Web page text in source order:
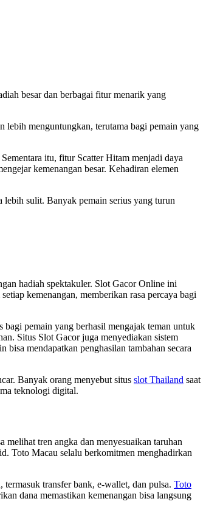
besar dan berbagai fitur menarik yang
lebih menguntungkan, terutama bagi pemain yang
itu, fitur Scatter Hitam menjadi daya
kemenangan besar. Kehadiran elemen
lebih sulit. Banyak pemain serius yang turun
hadiah spektakuler. Slot Gacor Online ini
kemenangan, memberikan rasa percaya bagi
bagi pemain yang berhasil mengajak teman untuk
Situs Slot Gacor juga menyediakan sistem
mendapatkan penghasilan tambahan secara
Banyak orang menyebut situs slot Thailand saat
teknologi digital.
melihat tren angka dan menyesuaikan taruhan
Toto Macau selalu berkomitmen menghadirkan
termasuk transfer bank, e-wallet, dan pulsa. Toto
dana memastikan kemenangan bisa langsung